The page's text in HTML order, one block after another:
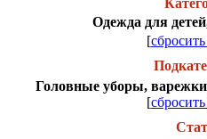
Одежда для
[
Головные уборы, варежки
[